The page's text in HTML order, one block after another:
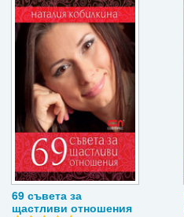
Подаръци
Ваучери
Промоции
Контакти
Вход
Регистрация
69 съвета за
щастливи отношения